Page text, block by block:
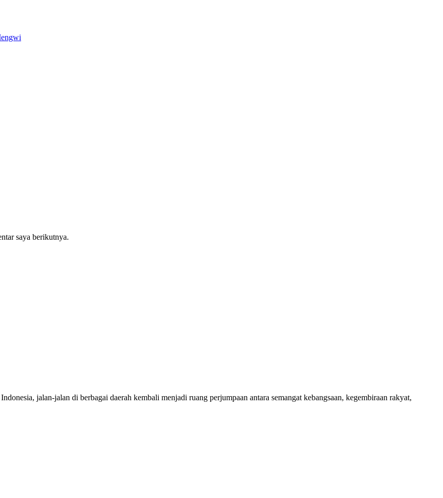
saya berikutnya.
jalan-jalan di berbagai daerah kembali menjadi ruang perjumpaan antara semangat kebangsaan, kegembiraan rakyat,